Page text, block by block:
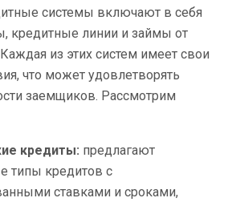
системы включают в себя
кредитные линии и займы от
из этих систем имеет свои
что может удовлетворять
заемщиков. Рассмотрим
кредиты: предлагают
типы кредитов с
ставками и сроками,